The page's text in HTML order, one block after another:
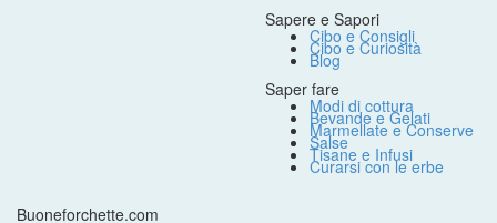
Sapere e Sapori
Cibo e Consigli
Cibo e Curiosità
Blog
Saper fare
Modi di cottura
Bevande e Gelati
Marmellate e Conserve
Salse
Tisane e Infusi
Curarsi con le erbe
Buoneforchette.com